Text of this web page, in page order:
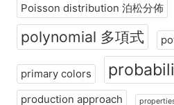
Poisson distribution 泊松分佈
polynomial 多項式
primary colors
production approach